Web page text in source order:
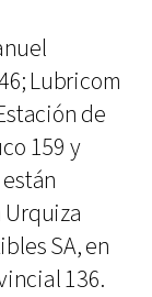
Lubricom
de
159 y
Urquiza
SA, en
136.